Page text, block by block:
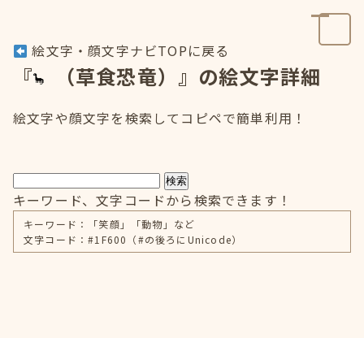
絵文字・顔文字ナビTOPに戻る
『 （草食恐竜）』の絵文字詳細
絵文字や顔文字を検索してコピペで簡単利用！
検索
キーワード、文字コードから検索できます！
キーワード：「笑顔」「動物」など
文字コード：#1F600（#の後ろにUnicode）